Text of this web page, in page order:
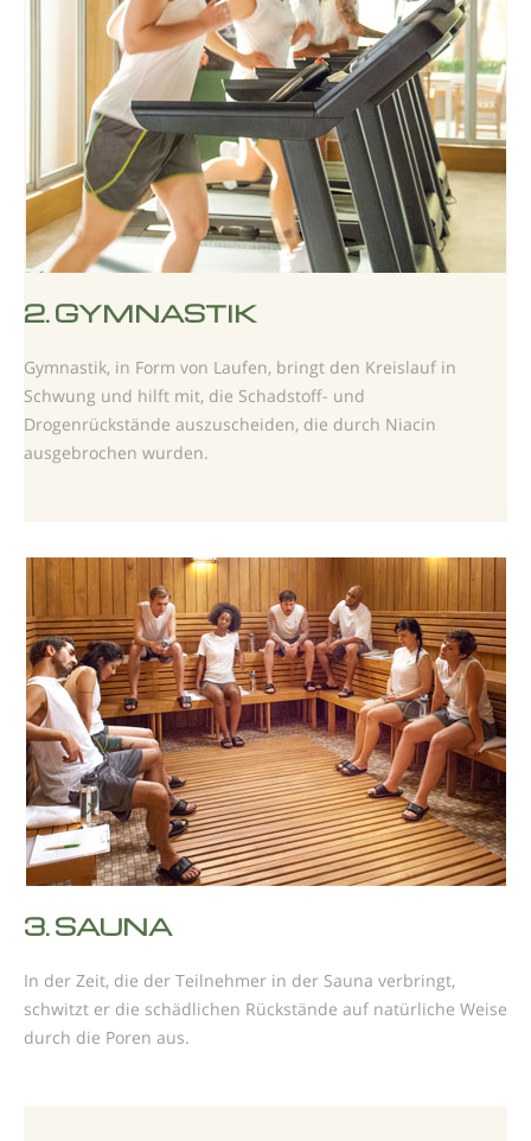
2.GYMNASTIK
Gymnastik, in Form von Laufen, bringt den Kreislauf in
Schwung und hilft mit, die Schadstoff- und
Drogenrückstände auszuscheiden, die durch Niacin
ausgebrochen wurden.
3.SAUNA
In der Zeit, die der Teilnehmer in der Sauna verbringt,
schwitzt er die schädlichen Rückstände auf natürliche Weise
durch die Poren aus.